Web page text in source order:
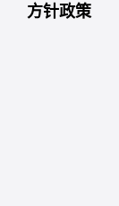
方针政策